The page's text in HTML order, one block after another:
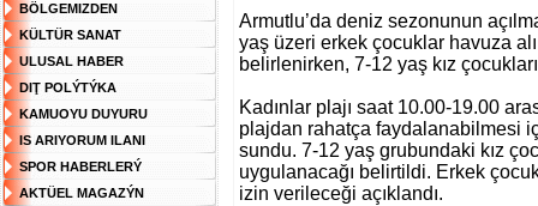
Armutlu’da deniz sezonunun
yaş üzeri erkek çocuklar havuza
belirlenirken, 7-12 yaş kız
Kadınlar plajı saat 10.00-19.00
plajdan rahatça faydalanabilmesi
sundu. 7-12 yaş grubundaki kız
uygulanacağı belirtildi. Erkek
izin verileceği açıklandı.
BÖLGEMIZDEN
KÜLTÜR SANAT
ULUSAL HABER
DIŢ POLÝTÝKA
KAMUOYU DUYURU
IS ARIYORUM ILANI
SPOR HABERLERÝ
AKTÜEL MAGAZÝN